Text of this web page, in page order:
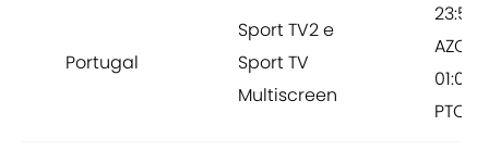
Portugal
Sport TV2 e
Sport TV
Multiscreen
23:59
01:00
PTC